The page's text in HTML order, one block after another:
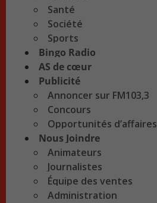
Santé
Société
Sports
Bingo Radio
AS de cœur
Publicité
Annoncer sur FM103,3
Concours
Opportunités d’affaires
Nous Joindre
Animateurs
Journalistes
Équipe des ventes
Administration